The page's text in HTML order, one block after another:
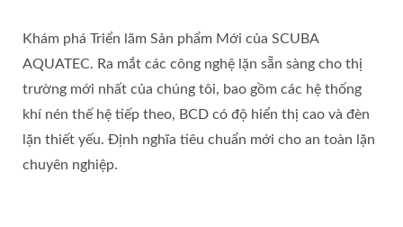
Khám phá Triển lãm Sản phẩm Mới của SCUBA
AQUATEC. Ra mắt các công nghệ lặn sẵn sàng cho thị
trường mới nhất của chúng tôi, bao gồm các hệ thống
khí nén thế hệ tiếp theo, BCD có độ hiển thị cao và đèn
lặn thiết yếu. Định nghĩa tiêu chuẩn mới cho an toàn lặn
chuyên nghiệp.